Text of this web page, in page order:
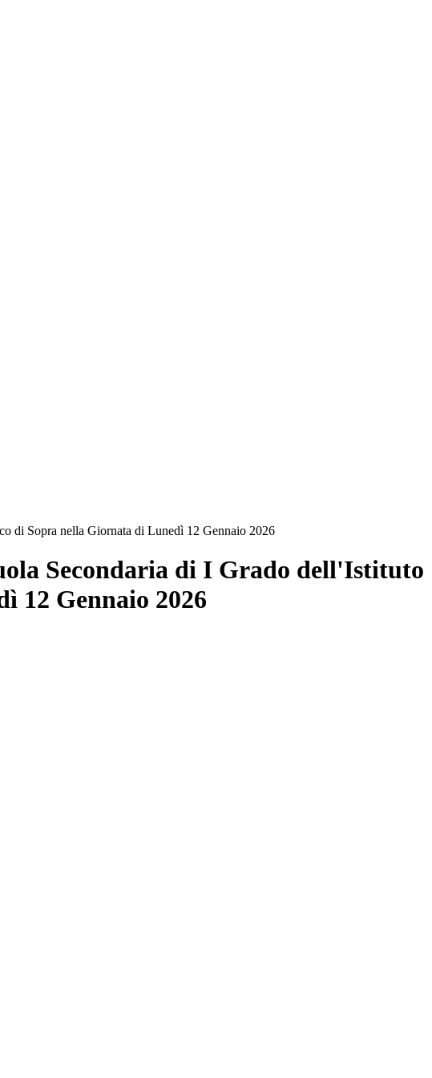
di Sopra nella Giornata di Lunedì 12 Gennaio 2026
Secondaria di I Grado dell'Istituto
12 Gennaio 2026